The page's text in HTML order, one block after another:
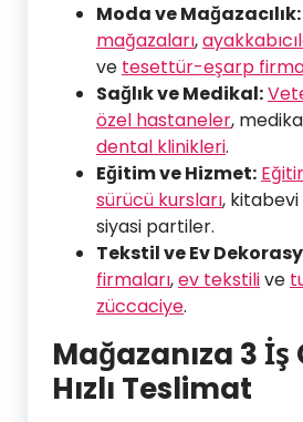
Moda ve Mağazacılık:
mağazaları,
ve tesettür-eşarp
Sağlık ve Medikal:
özel hastaneler,
dental klinikleri.
Eğitim ve Hizmet:
sürücü kursları,
siyasi partiler.
Tekstil ve Ev
firmaları,ev tekstilive
züccaciye.
Mağazanıza 3
Hızlı Teslimat